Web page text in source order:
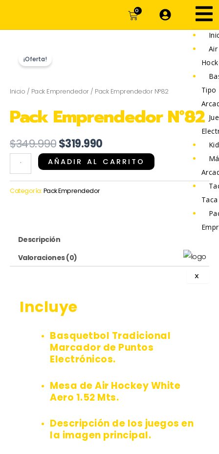
0CARRITO
Air
Tipo
Taca
X
¡Oferta!
Inicio / Pack Emprendedor/ Pack Emprendedor N°82
Pack Emprendedor N°82
$349.990El
precio
original
era:
$349.990.
$319.990El
precio
actual
es:
Emprendedor
N°82
AÑADIR AL CARRITO
Categoría:Pack Emprendedor
Descripción
Valoraciones (0)
Incluye
Basquetbol Tradicional
Marcador de Puntos
Electrónicos.
Mesa de Air Hockey White
Aero 1.52 Mts.
Descripción de los juegos en
la imagen principal.